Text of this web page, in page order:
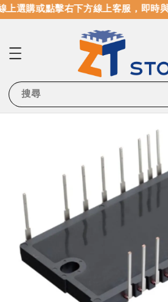
選購或點擊右下方線上客服，即時
搜尋